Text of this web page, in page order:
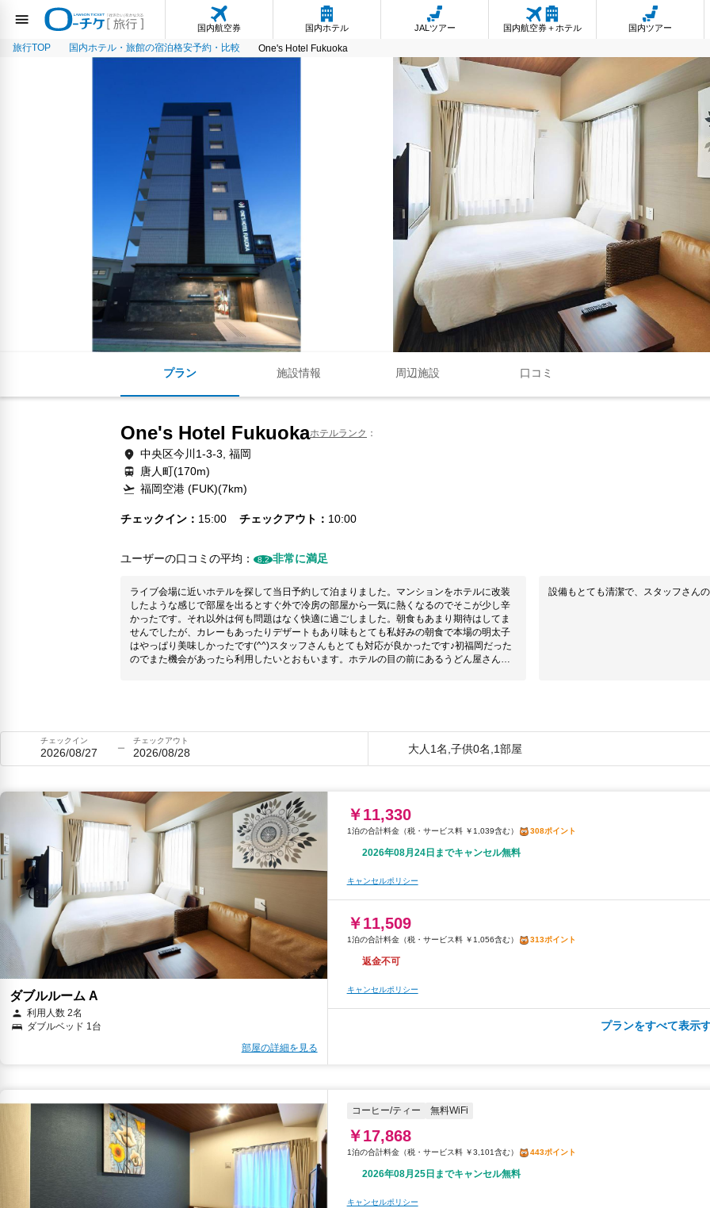
国内航空券 国内ホテル JALツアー 国内航空券＋ホテル 国内ツアー
旅行TOP 国内ホテル・旅館の宿泊格安予約・比較 One's Hotel Fukuoka
プラン 施設情報 周辺施設 口コミ
One's Hotel Fukuokaホテルランク
中央区今川1-3-3, 福岡
唐人町(170m)
福岡空港 (FUK)(7km)
チェックイン 15:00 チェックアウト 10:00
ユーザーの口コミの平均： 8.2 非常に満足
ライブ会場に近いホテルを探して当日予約して泊まりました。マンションをホテルに改装
したような感じで部屋を出るとすぐ外で冷房の部屋から一気に熱くなるのでそこが少し辛
かったです。それ以外は何も問題はなく快適に過ごしました。朝食もあまり期待はしてま
せんでしたが、カレーもあったりデザートもあり味もとても私好みの朝食で本場の明太子
はやっぱり美味しかったです(^^)スタッフさんもとても対応が良かったです♪初福岡だった
のでまた機会があったら利用したいとおもいます。ホテルの目の前にあるうどん屋さんも
設備もとても清潔で、スタッフさん
チェックイン
2026/08/27
チェックアウト
2026/08/28 大人1名,子供0名,1部屋
ダブルルーム A
利用人数 2名
ダブルベッド 1台
部屋の詳細を見る
￥11,330
税・サービス料 ￥1,039含む 308ポイント
2026年08月24日までキャンセル無料
キャンセルポリシー
￥11,509
税・サービス料 ￥1,056含む 313ポイント
返金不可
キャンセルポリシー
朝食 無料WiFi
税・サービス料 ￥1,129含む
返金不可
プランをすべて表示
コーヒー/ティー 無料WiFi
￥17,868
税・サービス料 ￥3,101含む 443ポイント
2026年08月25日までキャンセル無料
キャンセルポリシー